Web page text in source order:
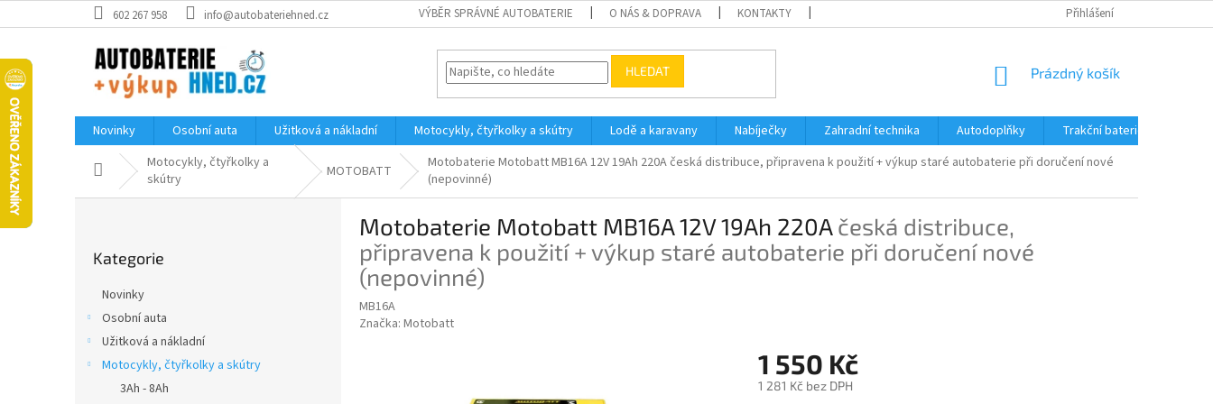
na
602 267 958 info@autobateriehned.cz VÝBĚR SPRÁVNÉ AUTOBATERIE O NÁS & DOPRAVA KONTAKTY REKLAMACE A VRÁCENÍ ZBOŽÍ
Přihlášení
HLEDAT
NÁKUPNÍ
Prázdný košík
Novinky Osobní auta Užitková a nákladní Motocykly, čtyřkolky a skútry Lodě a karavany Nabíječky Zahradní technika Autodoplňky Trakční baterie Trojan
Domů Motocykly, čtyřkolky a
skútry
MOTOBATT Motobaterie Motobatt MB16A 12V 19Ah 220A česká distribuce, připravena k použití + výkup staré autobaterie při doručení nové
(nepovinné)
kategorie
Kategorie
Novinky
Osobní auta
Užitková a nákladní
Motocykly, čtyřkolky a skútry
3Ah - 8Ah
Motobaterie Motobatt MB16A 12V 19Ah 220Ačeská distribuce,
připravena k použití + výkup staré autobaterie při doručení nové
(nepovinné)
MB16A
Značka: Motobatt
1 550 Kč
1 281 Kč bez DPH